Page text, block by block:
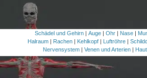
Schädel und Gehirn |Auge |Ohr Nase
Halraum
Rachen Kehlkopf Luftröhre |
Nervensystem| Venen und Arterien| Haut